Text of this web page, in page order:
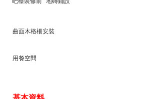
曲面木格柵安裝
用餐空間